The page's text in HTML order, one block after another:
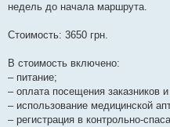
недель до начала маршрута.
Стоимость: 3650 грн.
В стоимость включено:
– питание;
– оплата посещения заказников и
– использование медицинской
– регистрация в контрольно-